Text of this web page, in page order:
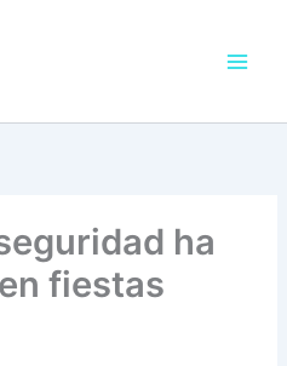
ha
fiestas